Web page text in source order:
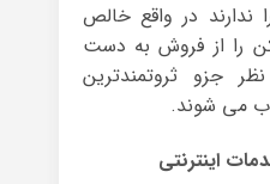
ندارند در واقع خالص
را از فروش به دست
جزو ثروتمندترین
می شوند.